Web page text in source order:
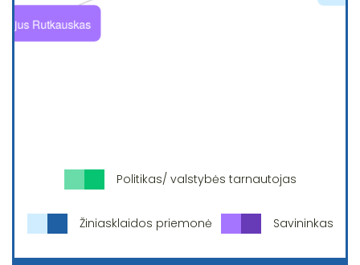
Politikas/ valstybės tarnautojas
Žiniasklaidos priemonė Savininkas